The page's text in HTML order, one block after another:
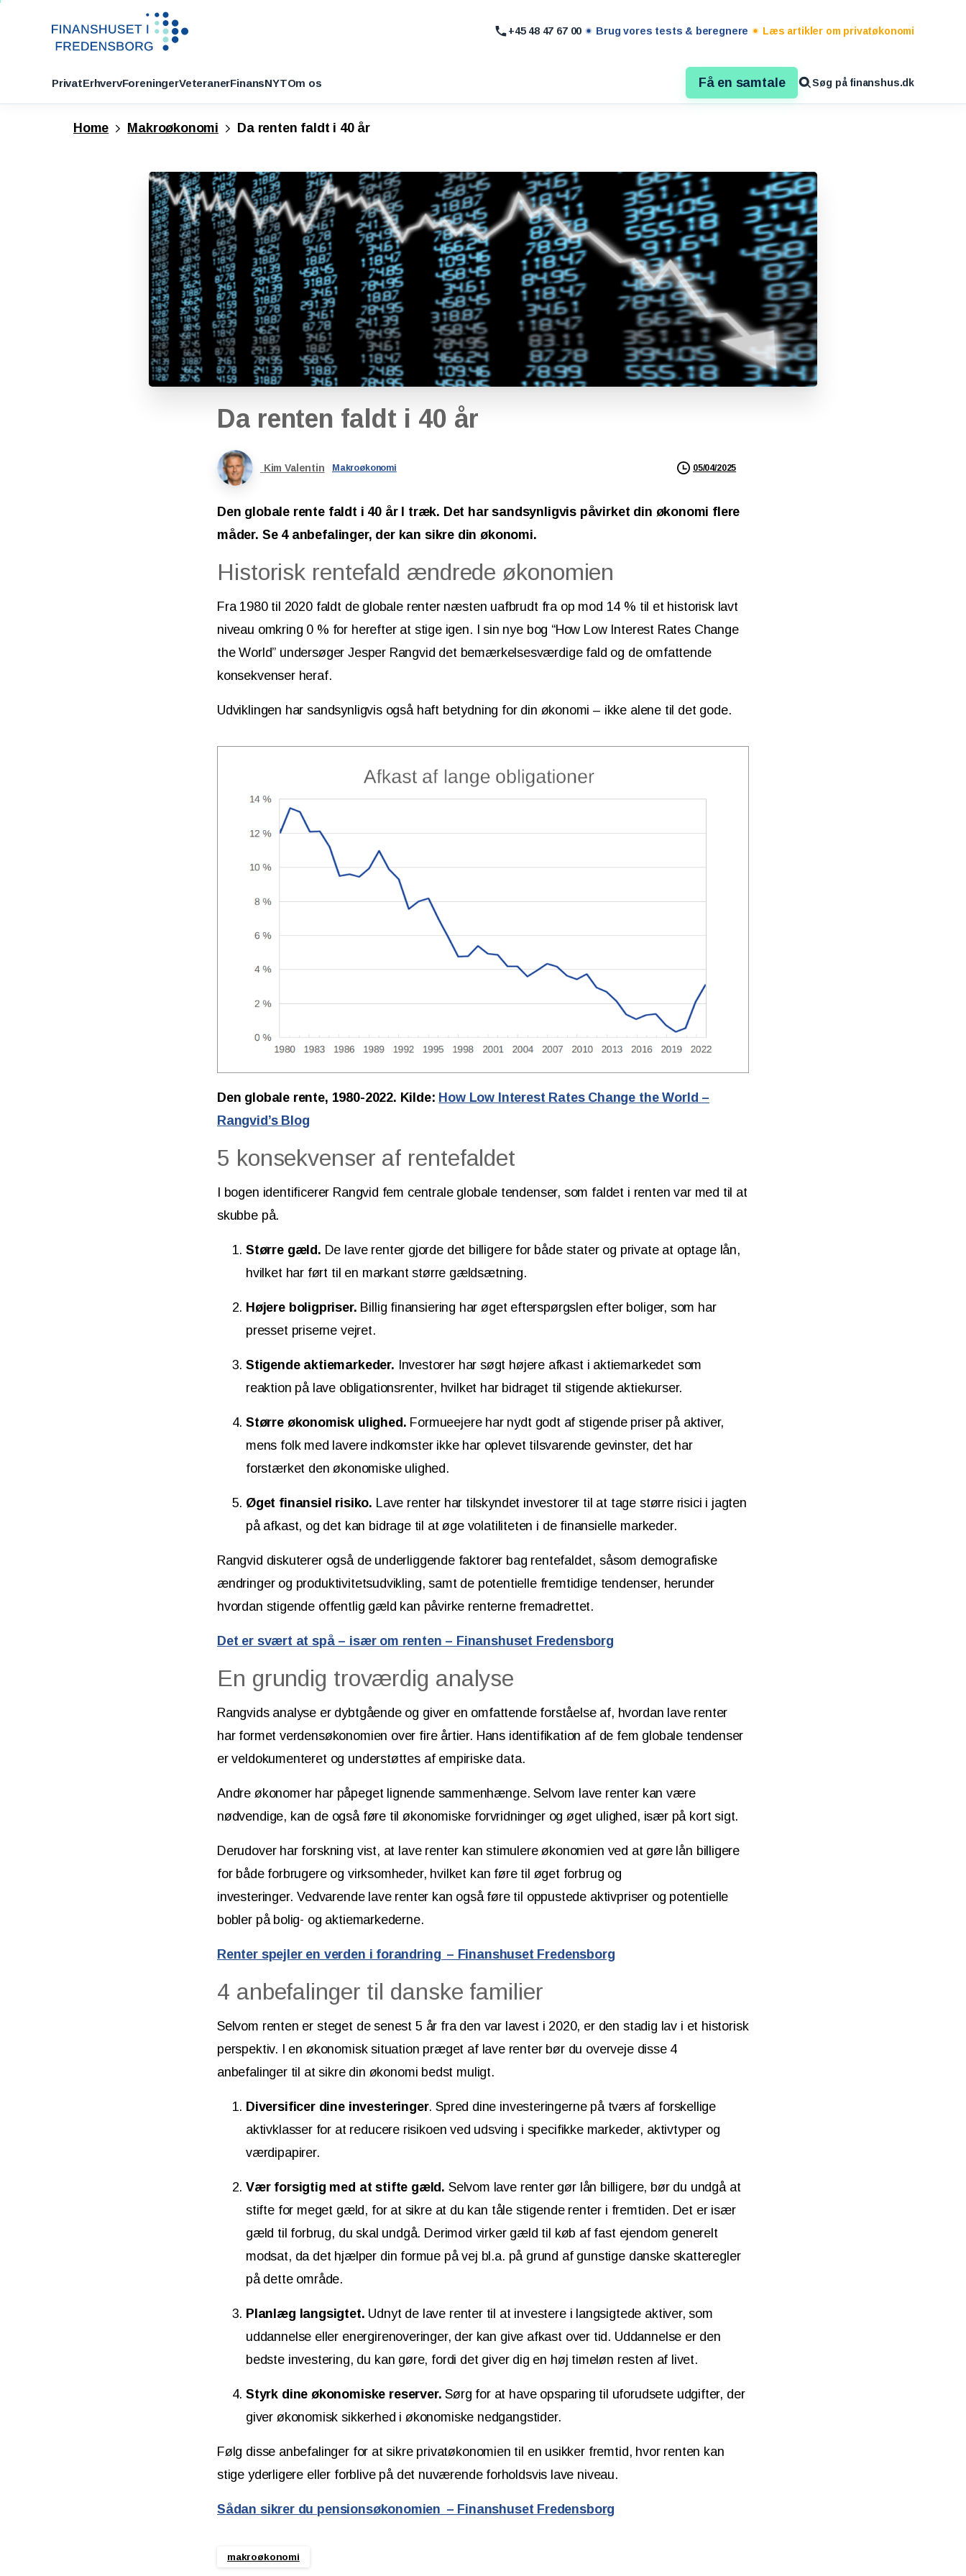
+45 48 47 67 00 Brug vores tests & beregnere Læs artikler om privatøkonomi
PrivatErhvervForeningerVeteranerFinansNYTOm os Få en samtale Søg på finanshus.dk
Home Makroøkonomi Da renten faldt i 40 år
Da renten faldt i 40 år
Kim Valentin Makroøkonomi 05/04/2025
Den globale rente faldt i 40 år I træk. Det har sandsynligvis påvirket din økonomi flere
måder. Se 4 anbefalinger, der kan sikre din økonomi.
Historisk rentefald ændrede økonomien
Fra 1980 til 2020 faldt de globale renter næsten uafbrudt fra op mod 14 % til et historisk lavt
niveau omkring 0 % for herefter at stige igen. I sin nye bog “How Low Interest Rates Change
the World” undersøger Jesper Rangvid det bemærkelsesværdige fald og de omfattende
konsekvenser heraf.
Udviklingen har sandsynligvis også haft betydning for din økonomi – ikke alene til det gode.
Den globale rente, 1980-2022. Kilde: How Low Interest Rates Change the World –
Rangvid’s Blog
5 konsekvenser af rentefaldet
I bogen identificerer Rangvid fem centrale globale tendenser, som faldet i renten var med til at
skubbe på.
Større gæld. De lave renter gjorde det billigere for både stater og private at optage lån,
hvilket har ført til en markant større gældsætning.
Højere boligpriser. Billig finansiering har øget efterspørgslen efter boliger, som har
presset priserne vejret.
Stigende aktiemarkeder. Investorer har søgt højere afkast i aktiemarkedet som
reaktion på lave obligationsrenter, hvilket har bidraget til stigende aktiekurser.
Større økonomisk ulighed. Formueejere har nydt godt af stigende priser på aktiver,
mens folk med lavere indkomster ikke har oplevet tilsvarende gevinster, det har
forstærket den økonomiske ulighed.
Øget finansiel risiko. Lave renter har tilskyndet investorer til at tage større risici i jagten
på afkast, og det kan bidrage til at øge volatiliteten i de finansielle markeder.
Rangvid diskuterer også de underliggende faktorer bag rentefaldet, såsom demografiske
ændringer og produktivitetsudvikling, samt de potentielle fremtidige tendenser, herunder
hvordan stigende offentlig gæld kan påvirke renterne fremadrettet.
Det er svært at spå – især om renten – Finanshuset Fredensborg
En grundig troværdig analyse
Rangvids analyse er dybtgående og giver en omfattende forståelse af, hvordan lave renter
har formet verdensøkonomien over fire årtier. Hans identifikation af de fem globale tendenser
er veldokumenteret og understøttes af empiriske data.
Andre økonomer har påpeget lignende sammenhænge. Selvom lave renter kan være
nødvendige, kan de også føre til økonomiske forvridninger og øget ulighed, især på kort sigt.
Derudover har forskning vist, at lave renter kan stimulere økonomien ved at gøre lån billigere
for både forbrugere og virksomheder, hvilket kan føre til øget forbrug og
investeringer. Vedvarende lave renter kan også føre til oppustede aktivpriser og potentielle
bobler på bolig- og aktiemarkederne.
Renter spejler en verden i forandring – Finanshuset Fredensborg
4 anbefalinger til danske familier
Selvom renten er steget de senest 5 år fra den var lavest i 2020, er den stadig lav i et historisk
perspektiv. I en økonomisk situation præget af lave renter bør du overveje disse 4
anbefalinger til at sikre din økonomi bedst muligt.
Diversificer dine investeringer. Spred dine investeringerne på tværs af forskellige
aktivklasser for at reducere risikoen ved udsving i specifikke markeder, aktivtyper og
værdipapirer.
Vær forsigtig med at stifte gæld. Selvom lave renter gør lån billigere, bør du undgå at
stifte for meget gæld, for at sikre at du kan tåle stigende renter i fremtiden. Det er især
gæld til forbrug, du skal undgå. Derimod virker gæld til køb af fast ejendom generelt
modsat, da det hjælper din formue på vej bl.a. på grund af gunstige danske skatteregler
på dette område.
Planlæg langsigtet. Udnyt de lave renter til at investere i langsigtede aktiver, som
uddannelse eller energirenoveringer, der kan give afkast over tid. Uddannelse er den
bedste investering, du kan gøre, fordi det giver dig en høj timeløn resten af livet.
Styrk dine økonomiske reserver. Sørg for at have opsparing til uforudsete udgifter, der
giver økonomisk sikkerhed i økonomiske nedgangstider.
Følg disse anbefalinger for at sikre privatøkonomien til en usikker fremtid, hvor renten kan
stige yderligere eller forblive på det nuværende forholdsvis lave niveau.
Sådan sikrer du pensionsøkonomien – Finanshuset Fredensborg
makroøkonomi